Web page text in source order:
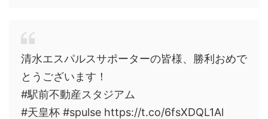
清水エスパルスサポーターの皆様、勝利おめで
とうございます！
#駅前不動産スタジアム
#天皇杯 #spulse https://t.co/6fsXDQL1Al